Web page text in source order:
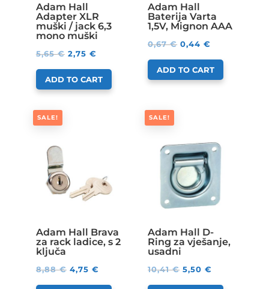
Adam Hall
Adapter XLR
muški / jack 6,3
mono muški
5,65€ 2,75 €
ADD TO CART
Adam Hall
Baterija Varta
1,5V, Mignon AAA
0,67€ 0,44€
ADD TO CART
SALE!
Adam Hall Brava
za rack ladice, s 2
ključa
8,88€ 4,75 €
SALE!
Adam Hall D-
Ring za vješanje,
usadni
10,41€ 5,50€